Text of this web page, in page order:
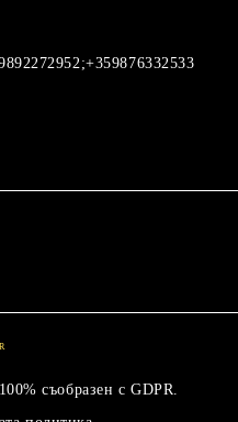
съобразен с GDPR.